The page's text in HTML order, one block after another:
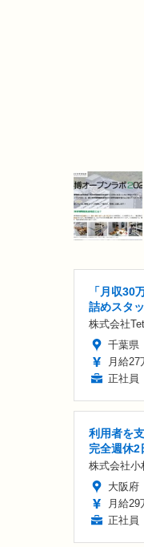
「月収30
詰めスタ
株式会社
千葉県
月給27
正社員
利用者を
完全週休2
株式会社小
大阪府
月給29
正社員